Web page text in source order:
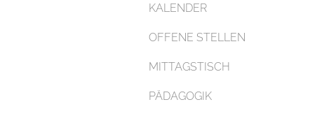
KALENDER
OFFENE STELLEN
MITTAGSTISCH
PÄDAGOGIK